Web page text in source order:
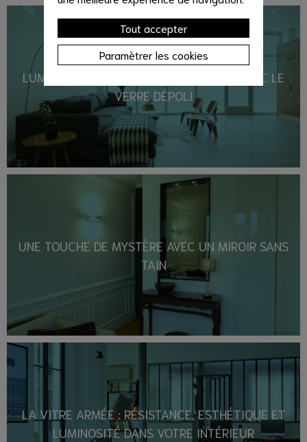
Tout accepter
Paramètrer les cookies
LUMINOSITÉ ET INTIMITÉ INTÉRIEURES AVEC LE
VERRE DÉPOLI
UNE TOUCHE DE MYSTÈRE AVEC UN MIROIR SANS
TAIN
LA VITRE ARMÉE : RÉSISTANCE, ESTHÉTIQUE ET
LUMINOSITÉ DANS VOTRE INTÉRIEUR